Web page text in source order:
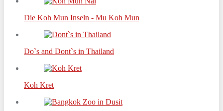
Die Koh Mun Inseln - Mu Koh Mun
Do`s and Dont`s in Thailand
Koh Kret